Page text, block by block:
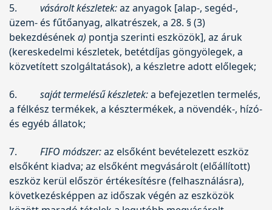
5. vásárolt készletek:az anyagok [alap-, segéd-,
üzem- és fűtőanyag, alkatrészek, a 28. § (3)
bekezdéséneka) pontja szerinti eszközök], az áruk
(kereskedelmi készletek, betétdíjas göngyölegek, a
közvetített szolgáltatások), a készletre adott előlegek;
6. saját termelésű készletek:a befejezetlen termelés,
a félkész termékek, a késztermékek, a növendék-, hízó-
és egyéb állatok;
7. FIFO módszer:az elsőként bevételezett eszköz
elsőként kiadva; az elsőként megvásárolt (előállított)
eszköz kerül először értékesítésre (felhasználásra),
következésképpen az időszak végén az eszközök